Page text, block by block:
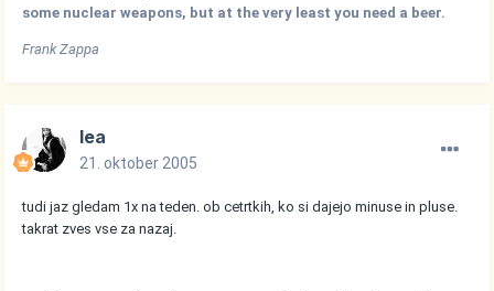
some nuclear weapons, but at the very least you need a beer.
Frank Zappa
lea
21. oktober 2005
tudi jaz gledam 1x na teden. ob cetrtkih, ko si dajejo minuse in pluse.
takrat zves vse za nazaj.